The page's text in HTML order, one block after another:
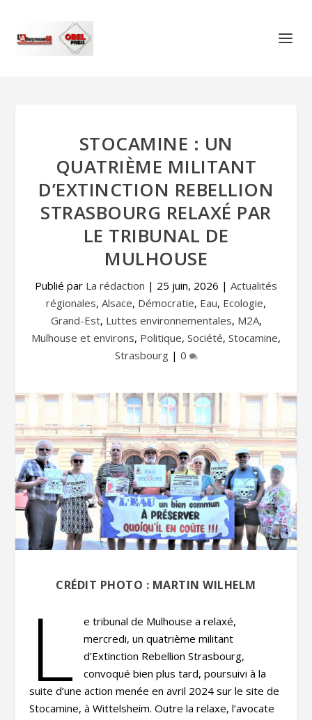
STOCAMINE : UN
QUATRIÈME MILITANT
D’EXTINCTION REBELLION
STRASBOURG RELAXÉ PAR
LE TRIBUNAL DE
MULHOUSE
Publié par La rédaction | 25 juin, 2026 | Actualités
régionales, Alsace, Démocratie, Eau, Ecologie,
Grand-Est, Luttes environnementales, M2A,
Mulhouse et environs, Politique, Société, Stocamine,
Strasbourg| 0
CRÉDIT PHOTO : MARTIN WILHELM
L
e tribunal de Mulhouse a relaxé,
mercredi, un quatrième militant
d’Extinction Rebellion Strasbourg,
convoqué bien plus tard, poursuivi à la
suite d’une action menée en avril 2024 sur le site de
Stocamine, à Wittelsheim. Outre la relaxe, l’avocate